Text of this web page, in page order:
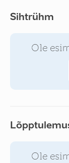
Sihtrühm
Ole
Ole